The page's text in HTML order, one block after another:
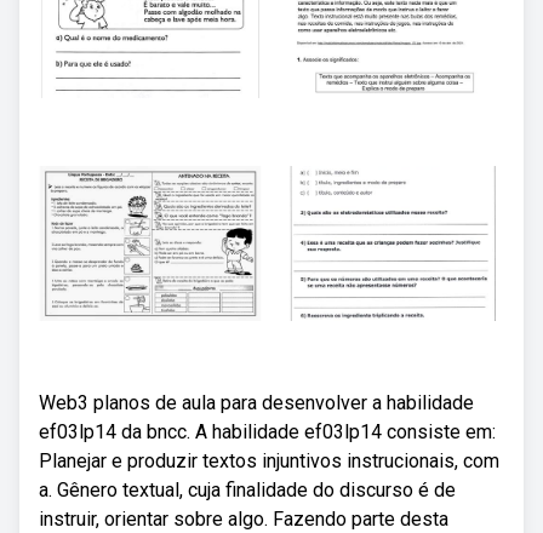
Web3 planos de aula para desenvolver a habilidade
ef03lp14 da bncc. A habilidade ef03lp14 consiste em:
Planejar e produzir textos injuntivos instrucionais, com
a. Gênero textual, cuja finalidade do discurso é de
instruir, orientar sobre algo. Fazendo parte desta